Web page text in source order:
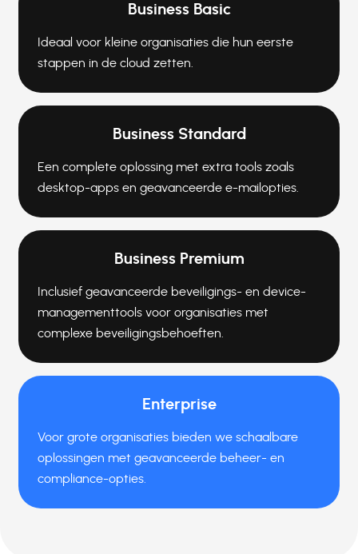
Business Basic
Ideaal voor kleine organisaties die hun eerste
stappen in de cloud zetten.
Business Standard
Een complete oplossing met extra tools zoals
desktop-apps en geavanceerde e-mailopties.
Business Premium
Inclusief geavanceerde beveiligings- en device-
managementtools voor organisaties met
complexe beveiligingsbehoeften.
Enterprise
Voor grote organisaties bieden we schaalbare
oplossingen met geavanceerde beheer- en
compliance-opties.